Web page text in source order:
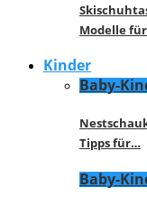
Modelle
Kinder
Baby-
Tipps für…
Baby-